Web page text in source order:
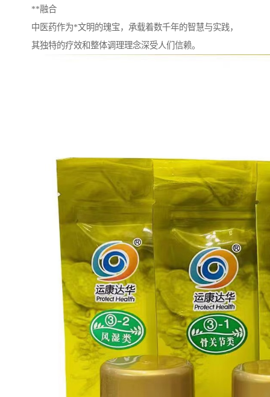
**融合
中医药作为*文明的瑰宝，承载着数千年的智慧与实践，
其独特的疗效和整体调理理念深受人们信赖。